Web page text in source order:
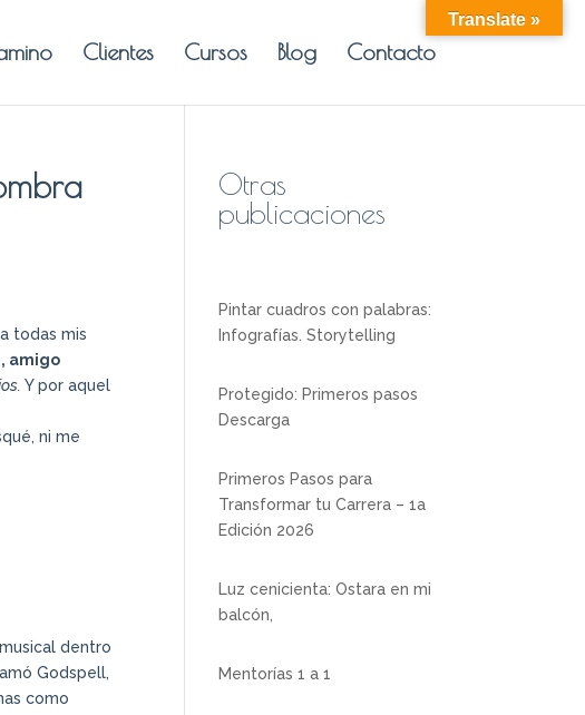
Clientes Cursos Blog Contacto
todas mis
amigo
Y por aquel
ni me
dentro
Godspell,
como
Otras
publicaciones
Pintar cuadros con palabras:
Infografías. Storytelling
Protegido: Primeros pasos
Descarga
Primeros Pasos para
Transformar tu Carrera – 1a
Edición 2026
Luz cenicienta: Ostara en mi
balcón,
Mentorías 1 a 1
Translate »